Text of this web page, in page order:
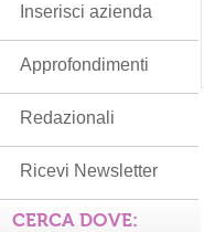
Inserisci azienda
Approfondimenti
Redazionali
Ricevi Newsletter
CERCA DOVE: